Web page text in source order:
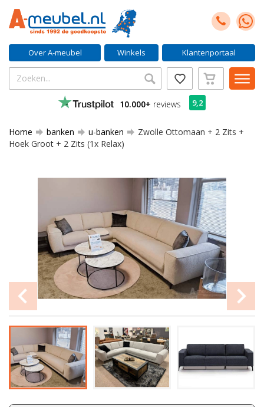
Over A-meubel Winkels Klantenportaal
10.000+ reviews 9,2
Home banken u-banken
Zwolle Ottomaan + 2 Zits +
Hoek Groot + 2 Zits (1x Relax)